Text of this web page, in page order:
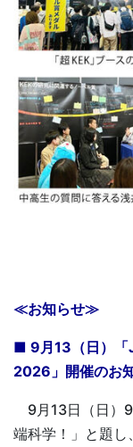
≪お知らせ≫
■ 9月13（日）「
2026」開催のお
9月13日（日）
端科学！」と題し